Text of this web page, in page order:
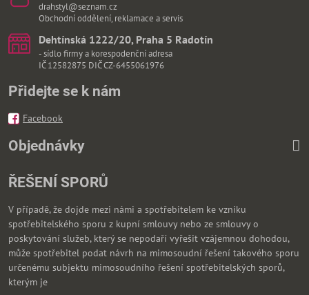
drahstyl@seznam.cz
Obchodní oddělení, reklamace a servis
Dehtínská 1222/20, Praha 5 Radotín
- sídlo firmy a korespodenční adresa
IČ 12582875 DIČ CZ-6455061976
Přidejte se k nám
Facebook
Objednávky
ŘEŠENÍ SPORŮ
V případě, že dojde mezi námi a spotřebitelem ke vzniku
spotřebitelského sporu z kupní smlouvy nebo ze smlouvy o
poskytování služeb, který se nepodaří vyřešit vzájemnou dohodou,
může spotřebitel podat návrh na mimosoudní řešení takového sporu
určenému subjektu mimosoudního řešení spotřebitelských sporů,
kterým je